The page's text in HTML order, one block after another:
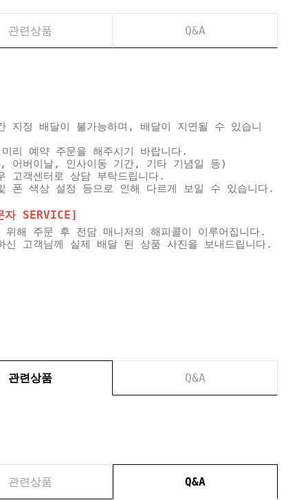
관련상품 Q&A
지정 배달이 불가능하며, 배달이 지연될 수 있습니
리 예약 주문을 해주시기 바랍니다.
, 어버이날, 인사이동 기간, 기타 기념일 등)
고객센터로 상담 부탁드립니다.
폰 색상 설정 등으로 인해 다르게 보일 수 있습니다.
SERVICE]
해 주문 후 전담 매니저의 해피콜이 이루어집니다.
신 고객님께 실제 배달 된 상품 사진을 보내드립니다.
관련상품 Q&A
관련상품 Q&A